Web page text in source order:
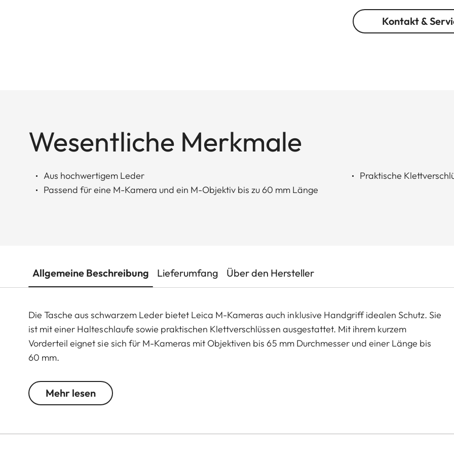
Kontakt &
Wesentliche Merkmale
Aus hochwertigem Leder
Passend für eine M-Kamera und ein M-Objektiv bis zu 60 mm Länge
Praktische
Allgemeine Beschreibung Lieferumfang Über den Hersteller
Die Tasche aus schwarzem Leder bietet Leica M-Kameras auch inklusive Handgriff idealen Schutz. Sie
ist mit einer Halteschlaufe sowie praktischen Klettverschlüssen ausgestattet. Mit ihrem kurzem
Vorderteil eignet sie sich für M-Kameras mit Objektiven bis 65 mm Durchmesser und einer Länge bis
60 mm.
Mehr lesen